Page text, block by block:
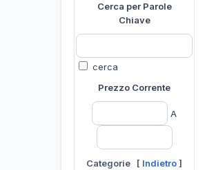
Cerca per Parole
Chiave
cerca
Prezzo Corrente
A
Categorie [ Indietro]